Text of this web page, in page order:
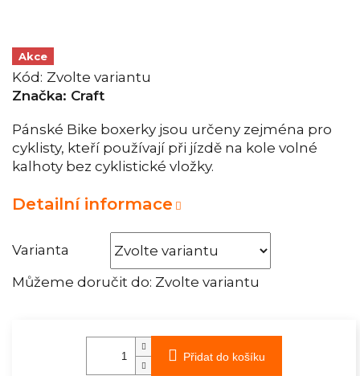
Akce
Kód: Zvolte variantu
Značka: Craft
Varianta
Můžeme doručit do: Zvolte variantu
Pánské Bike boxerky jsou určeny zejména pro
cyklisty, kteří používají při jízdě na kole volné
kalhoty bez cyklistické vložky.
Detailní informace
Přidat do košíku